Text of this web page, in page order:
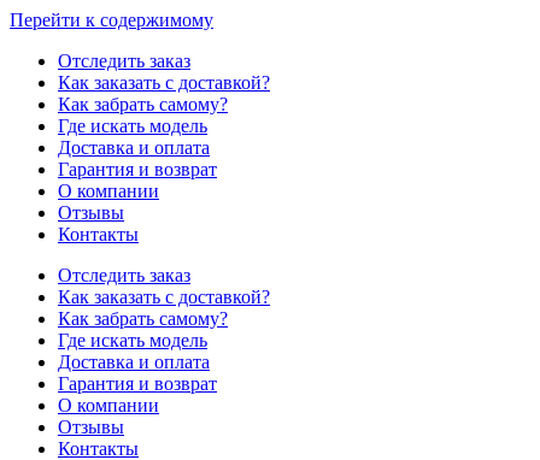
Перейти к содержимому
Отследить заказ
Как заказать с доставкой?
Как забрать самому?
Где искать модель
Доставка и оплата
Гарантия и возврат
О компании
Отзывы
Контакты
Отследить заказ
Как заказать с доставкой?
Как забрать самому?
Где искать модель
Доставка и оплата
Гарантия и возврат
О компании
Отзывы
Контакты